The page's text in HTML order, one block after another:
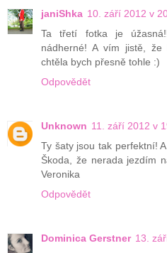
janiShka 10. září 2012 v
Ta třetí fotka je
nádherné! A vím jistě, že
chtěla bych přesně tohle :)
Odpovědět
Unknown 11. září 2012 v
Ty šaty jsou tak perfektní!
Škoda, že nerada jezdím
Veronika
Odpovědět
Dominica Gerstner 13.